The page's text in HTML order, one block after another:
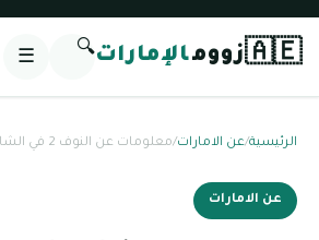
🇦🇪زوومالإمارات🔍
☰
الرئيسية/عن الامارات/معلومات عن النوف 2 في الشارقة
عن الامارات